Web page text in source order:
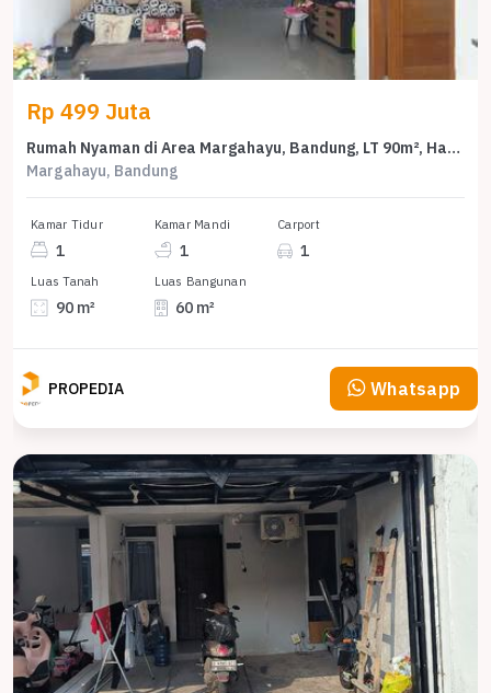
Rp 499 Juta
Rumah Nyaman di Area Margahayu, Bandung, LT 90m², Harga 499 Juta
Margahayu, Bandung
Kamar Tidur
1
Kamar Mandi
1
Carport
1
Luas Tanah
90 m²
Luas Bangunan
60 m²
PROPEDIA Whatsapp